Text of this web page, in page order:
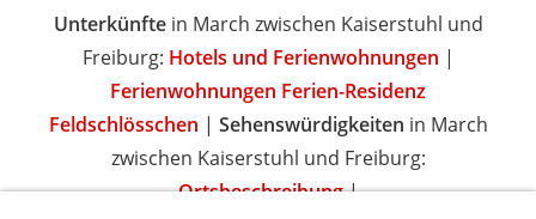
Unterkünfte in March zwischen Kaiserstuhl und
Freiburg: Hotels und Ferienwohnungen |
Ferienwohnungen Ferien-Residenz
Feldschlösschen | Sehenswürdigkeiten in March
zwischen Kaiserstuhl und Freiburg:
Ortsbeschreibung|